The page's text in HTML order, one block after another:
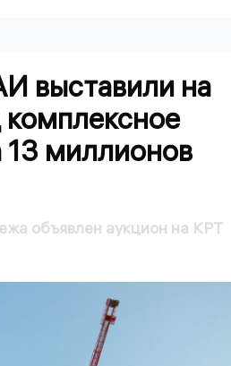
выставили на
комплексное
13 миллионов
объявлен аукцион на КРТ